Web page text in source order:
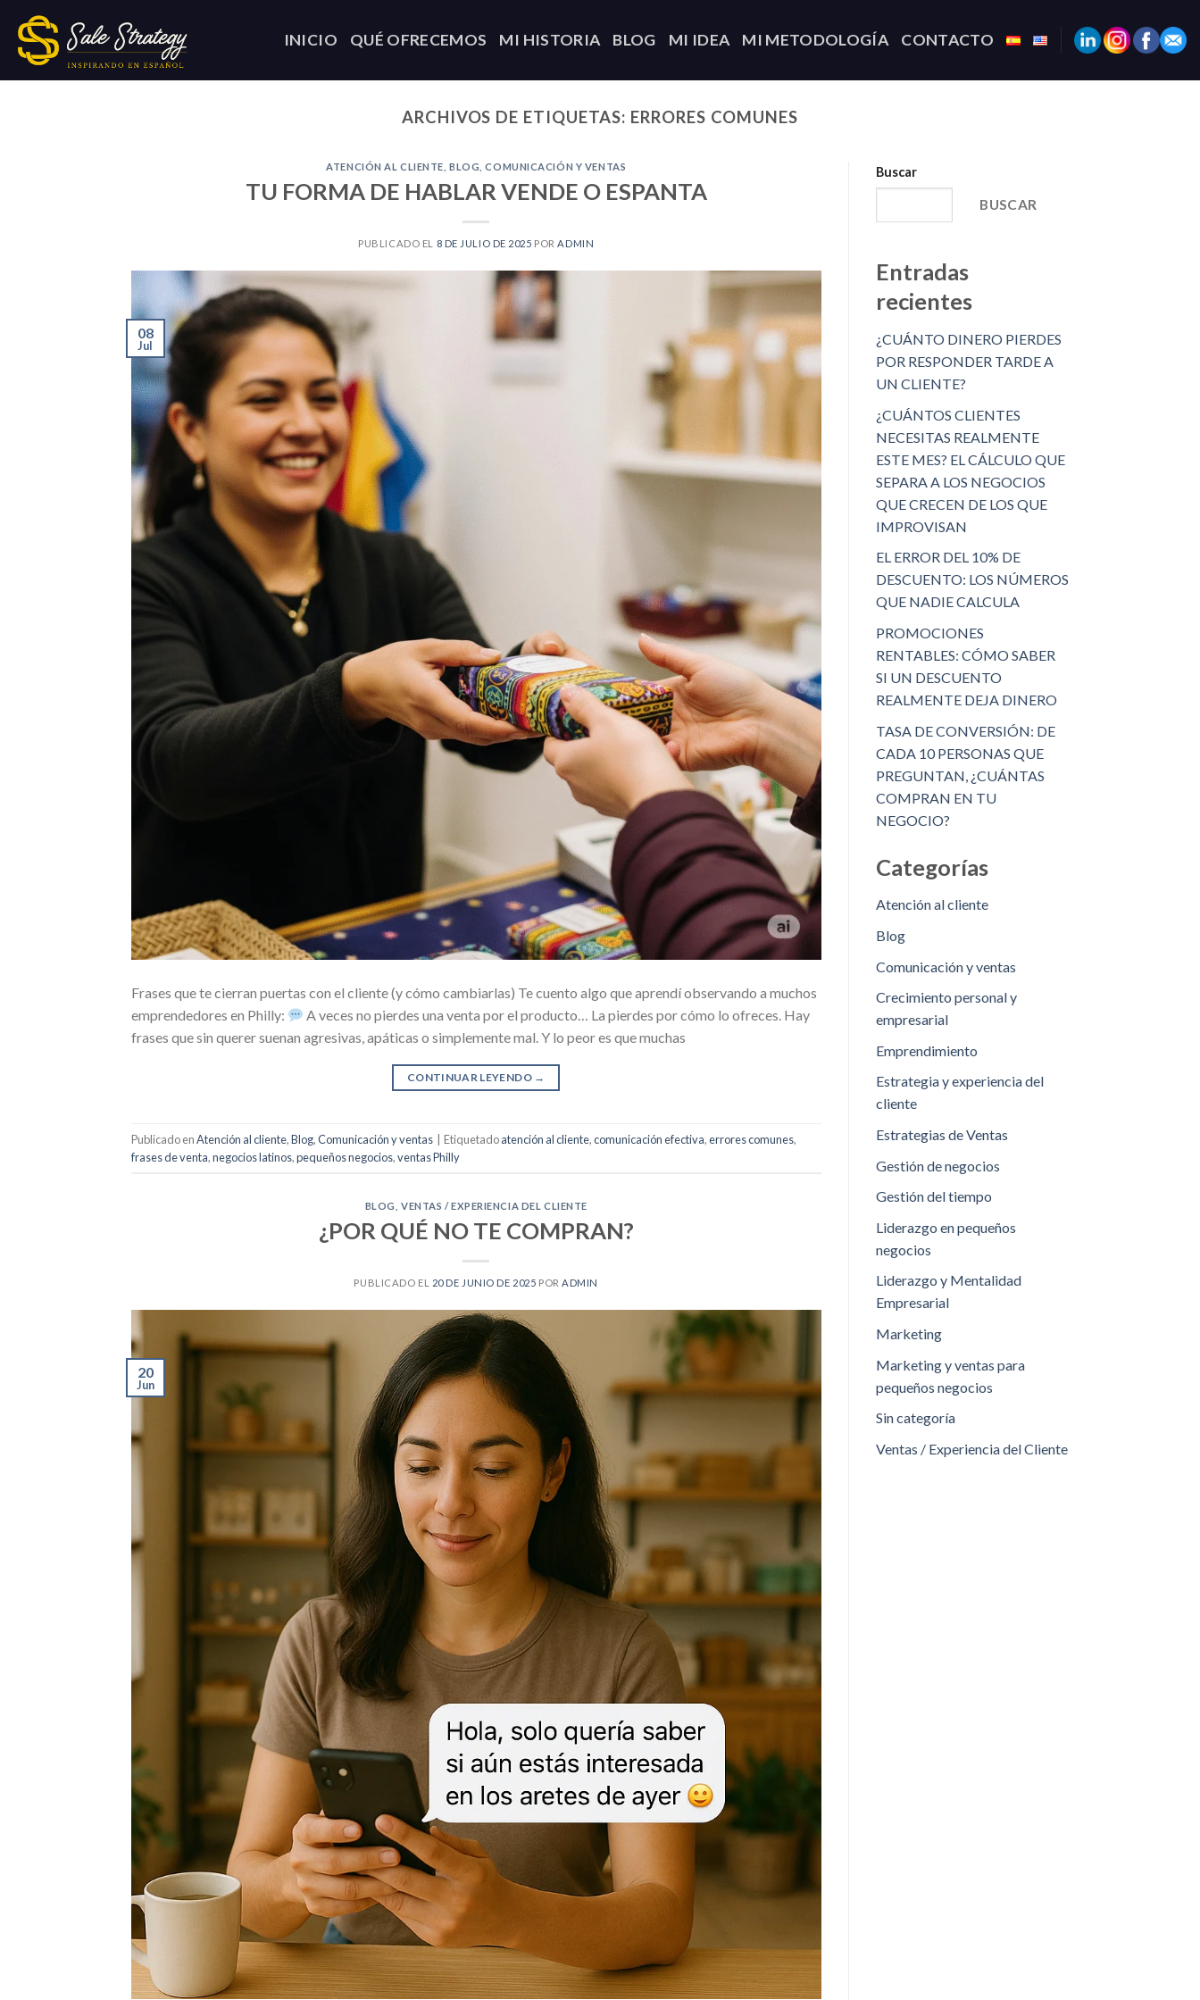
content
INICIO QUÉ OFRECEMOS MI HISTORIA BLOG MI IDEA MI METODOLOGÍA CONTACTO
ARCHIVOS DE ETIQUETAS: ERRORES COMUNES
ATENCIÓN AL CLIENTE ,BLOG ,COMUNICACIÓN Y VENTAS
TU FORMA DE HABLAR VENDE O ESPANTA
PUBLICADO EL 8 DE JULIO DE 2025 PORADMIN
08
Jul
Frases que te cierran puertas con el cliente (y cómo cambiarlas) Te cuento algo que aprendí observando a muchos
emprendedores en Philly:
A veces no pierdes una venta por el producto… La pierdes por cómo lo ofreces. Hay
frases que sin querer suenan agresivas, apáticas o simplemente mal. Y lo peor es que muchas
CONTINUAR LEYENDO →
Publicado enAtención al cliente,Blog,Comunicación y ventas Etiquetadoatención al cliente,comunicación efectiva,errores comunes,
frases de venta,negocios latinos,pequeños negocios,ventas Philly
BLOG VENTAS / EXPERIENCIA DEL CLIENTE
¿POR QUÉ NO TE COMPRAN?
PUBLICADO EL 20 DE JUNIO DE 2025 PORADMIN
20
Jun
Buscar
BUSCAR
Entradas
recientes
¿CUÁNTO DINERO PIERDES
POR RESPONDER TARDE A
UN CLIENTE?
¿CUÁNTOS CLIENTES
NECESITAS REALMENTE
ESTE MES? EL CÁLCULO QUE
SEPARA A LOS NEGOCIOS
QUE CRECEN DE LOS QUE
IMPROVISAN
EL ERROR DEL 10% DE
DESCUENTO: LOS NÚMEROS
QUE NADIE CALCULA
PROMOCIONES
RENTABLES: CÓMO SABER
SI UN DESCUENTO
REALMENTE DEJA DINERO
TASA DE CONVERSIÓN: DE
CADA 10 PERSONAS QUE
PREGUNTAN, ¿CUÁNTAS
COMPRAN EN TU
NEGOCIO?
Categorías
Atención al cliente
Blog
Comunicación y ventas
Crecimiento personal y
empresarial
Emprendimiento
Estrategia y experiencia del
cliente
Estrategias de Ventas
Gestión de negocios
Gestión del tiempo
Liderazgo en pequeños
negocios
Liderazgo y Mentalidad
Empresarial
Marketing
Marketing y ventas para
pequeños negocios
Sin categoría
Ventas / Experiencia del Cliente